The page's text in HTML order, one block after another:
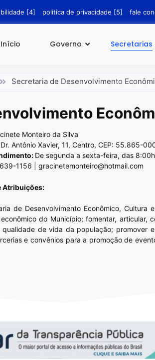
[4] política de privacidade [5] fale
Início Governo Secretarias
Secretaria de Desenvolvimento
Monteiro da Silva
Dr. Antônio Xavier, 11, Centro, CEP: 55.865-
De segunda a sexta-feira, das
1156 | gracinetemonteiro@hotmail.com
Atribuições:
de Desenvolvimento Econômico,
do Município; fomentar,
de vida da população; promover
e convênios para a promoção de